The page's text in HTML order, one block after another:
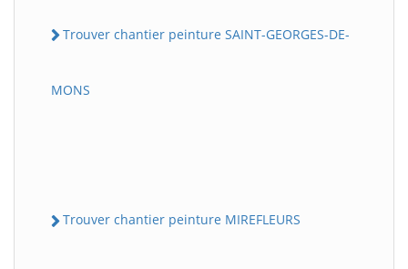
Trouver chantier peinture SAINT-GEORGES-DE-
MONS
Trouver chantier peinture MIREFLEURS